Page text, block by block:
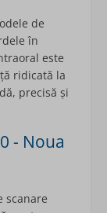
de
în
este
ridicată la
precisă și
- Noua
scanare